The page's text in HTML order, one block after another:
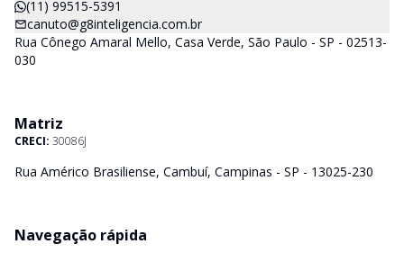
(11) 99515-5391
canuto@g8inteligencia.com.br
Rua Cônego Amaral Mello, Casa Verde, São Paulo - SP - 02513-
030
Matriz
CRECI: 30086J
Rua Américo Brasiliense, Cambuí, Campinas - SP - 13025-230
Navegação rápida